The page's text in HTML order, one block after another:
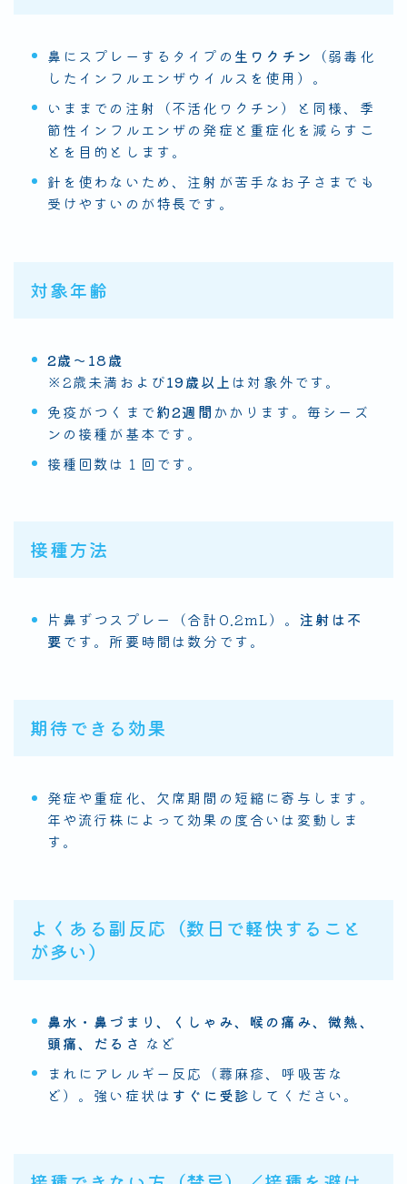
鼻にスプレーするタイプの 生ワクチン
（弱毒化
したインフルエンザウイルスを使用）。
いままでの注射（不活化ワクチン）と同様、季
節性インフルエンザの発症と重症化を減らすこ
とを目的とします。
針を使わないため、注射が苦手なお子さまでも
受けやすいのが特長です。
対象年齢
2歳〜18歳
※2歳未満および19歳以上 は対象外です。
免疫がつくまで約2週間 かかります。毎シーズ
ンの接種が基本です。
接種回数は１回です。
接種方法
片鼻ずつスプレー（合計0.2mL）。注射は不
要です。所要時間は数分です。
期待できる効果
発症や重症化、欠席期間の短縮に寄与します。
年や流行株によって効果の度合いは変動しま
す。
よくある副反応（数日で軽快すること
が多い）
鼻水・鼻づまり、くしゃみ、喉の痛み、微熱、
頭痛、だるさ など
まれにアレルギー反応（蕁麻疹、呼吸苦な
ど）。強い症状は すぐに受診 してください。